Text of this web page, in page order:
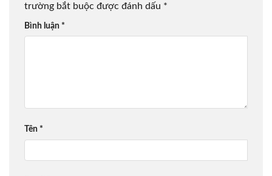
trường bắt buộc được đánh dấu *
Bình luận *
Tên *